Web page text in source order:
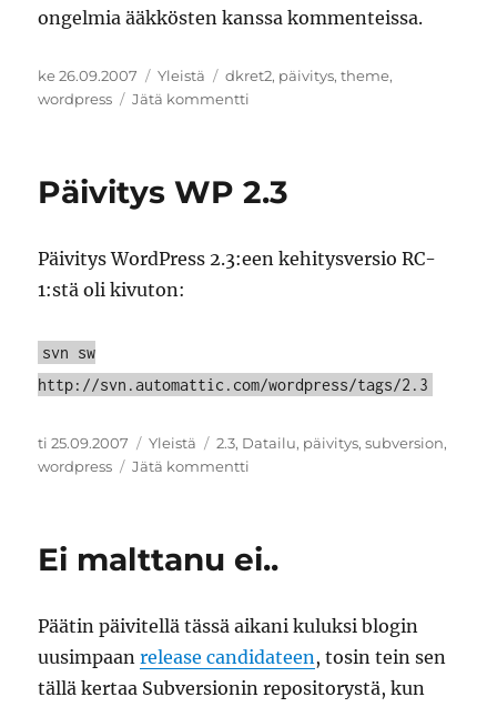
ongelmia ääkkösten kanssa kommenteissa.
Julkaistu
ke 26.09.2007 Kategoriat
Yleistä Avainsanat
dkret2, päivitys,theme,
wordpress
Jätä kommentti
Päivitys WP 2.3
Päivitys WordPress 2.3:een kehitysversio RC-
1:stä oli kivuton:
svn sw
http://svn.automattic.com/wordpress/tags/2.3
Julkaistu
ti 25.09.2007 Kategoriat
Yleistä Avainsanat
2.3, Datailu, päivitys,subversion,
wordpress
Jätä kommentti
Ei malttanu ei..
Päätin päivitellä tässä aikani kuluksi blogin
uusimpaanrelease candidateen, tosin tein sen
tällä kertaa Subversionin repositorystä, kun